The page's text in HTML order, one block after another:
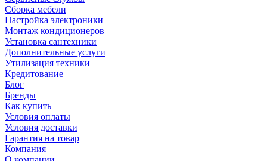
Сборка мебели
Настройка электроники
Монтаж кондиционеров
Установка сантехники
Дополнительные услуги
Утилизация техники
Кредитование
Блог
Бренды
Как купить
Условия оплаты
Условия доставки
Гарантия на товар
Компания